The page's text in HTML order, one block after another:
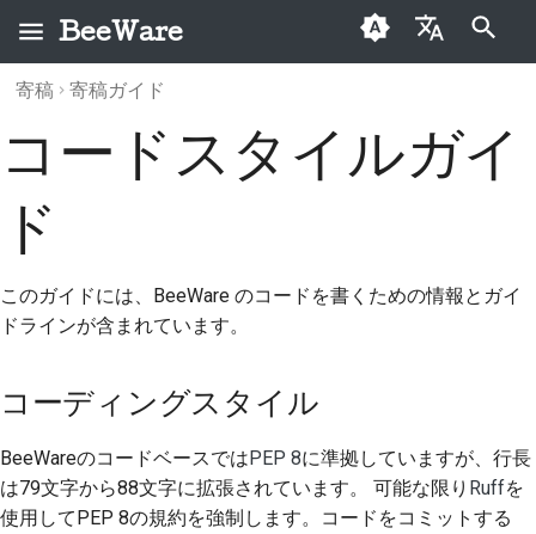
BeeWare
العَرَبِيَّة
Deutsch
Italiano
日本語
検索を初期化
BeeWareとは何です
ビーチーム
成功事例
ブランディングガイド
ライン
BeeWareコミュニティ
行動規範
ガバナンス
コーディングスタイル
長い関数呼び出しの
分割
避けるべきこと
2026
2025
2023
2021
2020
2019
Buzz
Events
寄稿 寄稿ガイド
コードスタイルガイ
ド
このガイドには、BeeWare のコードを書くための情報とガイ
ドラインが含まれています。
コーディングスタイル
BeeWareのコードベースではPEP 8に準拠していますが、行長
は79文字から88文字に拡張されています。 可能な限り Ruffを
使用してPEP 8の規約を強制します。コードをコミットする